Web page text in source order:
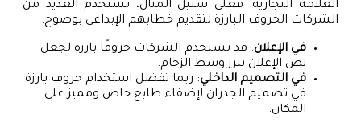
العلامة التجارية. فعلى سبيل المثال، تستخدم العديد من
الشركات الحروف البارزة لتقديم خطابهم الإبداعي بوضوح.
في الإعلان: قد تستخدم الشركات حروفًا بارزة لجعل
نص الإعلان يبرز وسط الزحام.
في التصميم الداخلي: ربما تفضل استخدام حروف بارزة
في تصميم الجدران لإضفاء طابع خاص ومميز على
المكان.